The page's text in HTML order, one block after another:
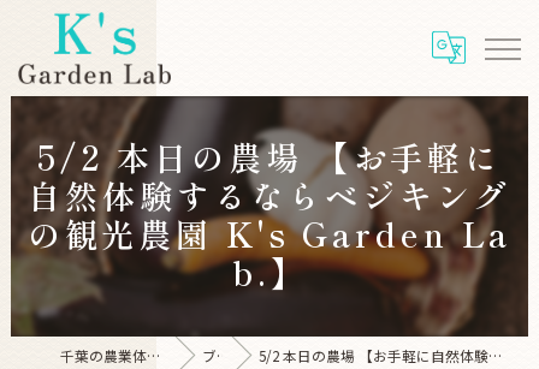
5/2 本日の農場 【お手軽に
自然体験するならベジキング
の観光農園 K's Garden La
b.】
千葉の農業体験ならK's Garden Lab ブログ 5/2 本日の農場 【お手軽に自然体験するならベジキングの観光農園 K's Garden Lab.】